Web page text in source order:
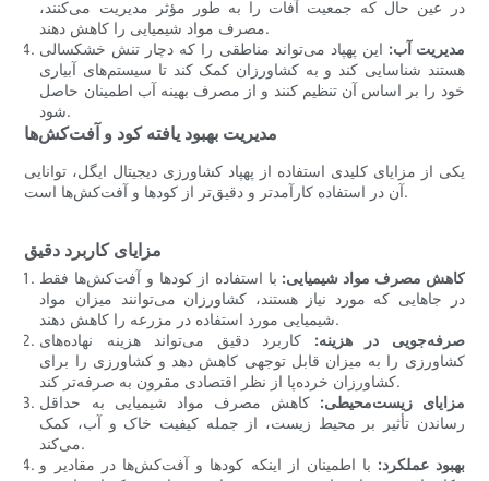
در عین حال که جمعیت آفات را به طور مؤثر مدیریت می‌کنند،
مصرف مواد شیمیایی را کاهش دهند.
مدیریت آب: این پهپاد می‌تواند مناطقی را که دچار تنش خشکسالی
هستند شناسایی کند و به کشاورزان کمک کند تا سیستم‌های آبیاری
خود را بر اساس آن تنظیم کنند و از مصرف بهینه آب اطمینان حاصل
شود.
مدیریت بهبود یافته کود و آفت‌کش‌ها
یکی از مزایای کلیدی استفاده از پهپاد کشاورزی دیجیتال ایگل، توانایی
آن در استفاده کارآمدتر و دقیق‌تر از کودها و آفت‌کش‌ها است.
مزایای کاربرد دقیق
کاهش مصرف مواد شیمیایی: با استفاده از کودها و آفت‌کش‌ها فقط
در جاهایی که مورد نیاز هستند، کشاورزان می‌توانند میزان مواد
شیمیایی مورد استفاده در مزرعه را کاهش دهند.
صرفه‌جویی در هزینه: کاربرد دقیق می‌تواند هزینه نهاده‌های
کشاورزی را به میزان قابل توجهی کاهش دهد و کشاورزی را برای
کشاورزان خرده‌پا از نظر اقتصادی مقرون به صرفه‌تر کند.
مزایای زیست‌محیطی: کاهش مصرف مواد شیمیایی به حداقل
رساندن تأثیر بر محیط زیست، از جمله کیفیت خاک و آب، کمک
می‌کند.
بهبود عملکرد: با اطمینان از اینکه کودها و آفت‌کش‌ها در مقادیر و